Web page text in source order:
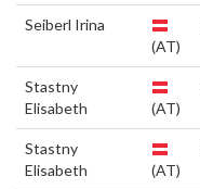
Seiberl Irina
(AT)
Stastny
Elisabeth
(AT)
Stastny
Elisabeth
(AT)